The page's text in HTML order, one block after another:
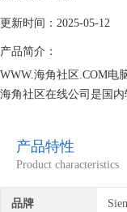
更新时间：2025-05-12
产品简介：
WWW.海角社区.COM电
海角社区在线公司是国内
产品特性
Product characteristics
品牌